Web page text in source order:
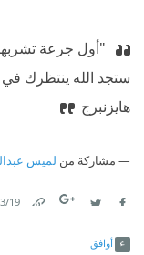
"أول جرعة
ستجد الله ينتظرك في
هايزنبرج
مشاركة من لميس
19‏/3‏/2023
أوافق